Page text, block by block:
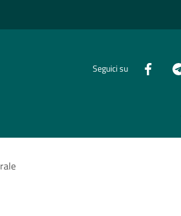
Seguici su